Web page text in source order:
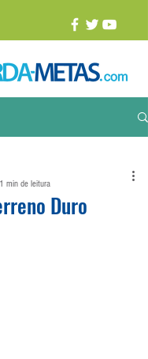
Duro
1 min de leitura